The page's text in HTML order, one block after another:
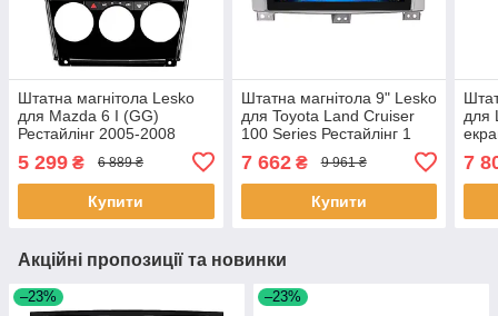
Штатна магнітола Lesko
для Mazda 6 I (GG)
Рестайлінг 2005-2008
екран 9" 1/16Gb Wi-Fi GPS
Base 5 шт.
5 299 ₴ 6 889 ₴
Купити
Штатна магнітола 9" Lesko
для Toyota Land Cruiser
100 Series Рестайлінг 1
2002-2005 2/32Gb/ Wi-Fi
Тойота 5шт
7 662₴ 9 961 ₴
Купити
для
7
Акційні пропозиції та новинки
–23% –23%